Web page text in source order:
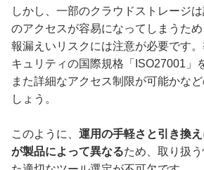
しかし、一部のクラウドストレージ
のアクセスが容易になってしまうた
報漏えいリスクには注意が必要です
キュリティの国際規格「ISO27001」
また詳細なアクセス制限が可能かな
しょう。
このように、 運用の手軽さと引き換
が製品によって異なるため、取り扱